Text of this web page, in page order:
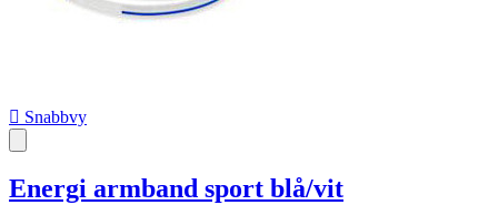
 Snabbvy
Energi armband sport blå/vit